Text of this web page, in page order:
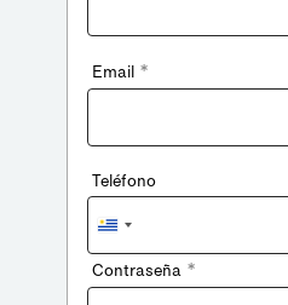
Email *
Teléfono
Uruguay
+598
Contraseña *